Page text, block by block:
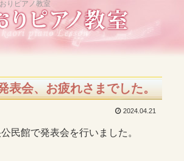
りピアノ教室
表会、お疲れさまでした。
2024.04.21
民館で発表会を行いました。